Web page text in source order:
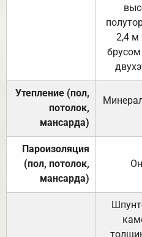
2,4 м
Утепление (пол,
потолок,
мансарда)
Пароизоляция
(пол, потолок,
мансарда)